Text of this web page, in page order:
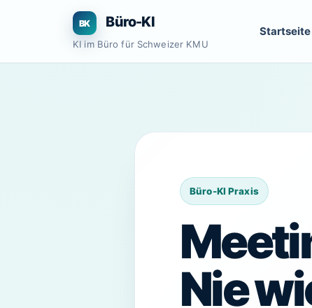
Büro-KI
KI im Büro für Schweizer KMU
Startseite
Nie